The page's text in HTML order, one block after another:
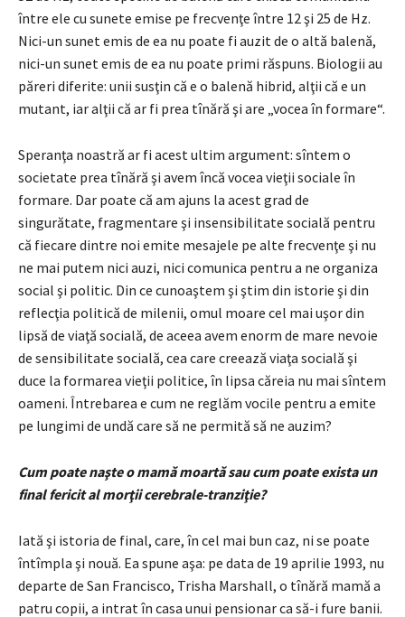
între ele cu sunete emise pe frecvenţe între 12 şi 25 de Hz.
Nici-un sunet emis de ea nu poate fi auzit de o altă balenă,
nici-un sunet emis de ea nu poate primi răspuns. Biologii au
păreri diferite: unii susţin că e o balenă hibrid, alţii că e un
mutant, iar alţii că ar fi prea tînără şi are „vocea în formare“.
Speranţa noastră ar fi acest ultim argument: sîntem o
societate prea tînără şi avem încă vocea vieţii sociale în
formare. Dar poate că am ajuns la acest grad de
singurătate, fragmentare şi insensibilitate socială pentru
că fiecare dintre noi emite mesajele pe alte frecvenţe şi nu
ne mai putem nici auzi, nici comunica pentru a ne organiza
social şi politic. Din ce cunoaştem şi ştim din istorie şi din
reflecţia politică de milenii, omul moare cel mai uşor din
lipsă de viaţă socială, de aceea avem enorm de mare nevoie
de sensibilitate socială, cea care creează viaţa socială şi
duce la formarea vieţii politice, în lipsa căreia nu mai sîntem
oameni. Întrebarea e cum ne reglăm vocile pentru a emite
pe lungimi de undă care să ne permită să ne auzim?
Cum poate naşte o mamă moartă sau cum poate exista un
final fericit al morţii cerebrale-tranziţie?
Iată şi istoria de final, care, în cel mai bun caz, ni se poate
întîmpla şi nouă. Ea spune aşa: pe data de 19 aprilie 1993, nu
departe de San Francisco, Trisha Marshall, o tînără mamă a
patru copii, a intrat în casa unui pensionar ca să-i fure banii.